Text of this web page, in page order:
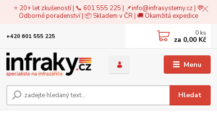
⭐ 20+ let zkušeností | 📞 601 555 225 | 📌info@infrasystemy.cz| 💬
Odborné poradenství | 📦 Skladem v ČR | 🚚 Okamžitá expedice
Menu
Hledat
+420 601 555 225 0 ks
za 0,00 Kč